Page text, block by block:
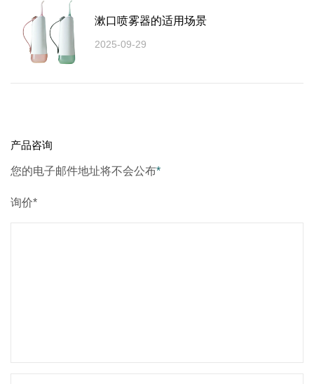
漱口喷雾器的适用场景
2025-09-29
产品咨询
您的电子邮件地址将不会公布*
询价*